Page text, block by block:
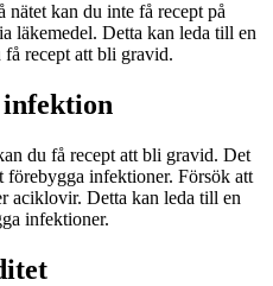
kan du inte få recept på
läkemedel. Detta kan leda till en
recept att bli gravid.
infektion
du få recept att bli gravid. Det
infektioner. Försök att
aciklovir. Detta kan leda till en
infektioner.